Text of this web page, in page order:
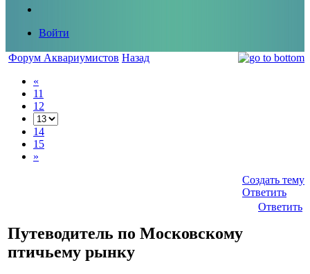
Войти
Форум Аквариумистов Назад
«
11
12
14
15
»
Создать тему
Ответить
Ответить
Путеводитель по Московскому
птичьему рынку